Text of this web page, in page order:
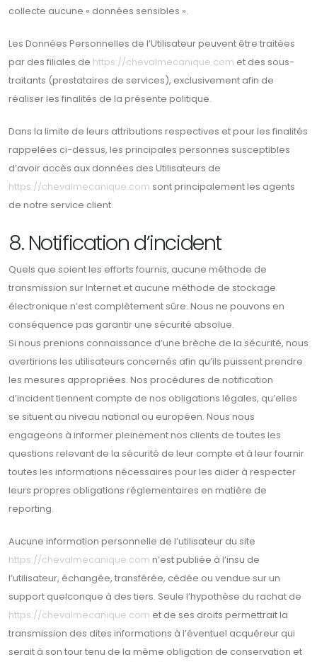
collecte aucune « données sensibles ».
Les Données Personnelles de l’Utilisateur peuvent être traitées
par des filiales de https://chevalmecanique.com et des sous-
traitants (prestataires de services), exclusivement afin de
réaliser les finalités de la présente politique.
Dans la limite de leurs attributions respectives et pour les finalités
rappelées ci-dessus, les principales personnes susceptibles
d’avoir accès aux données des Utilisateurs de
https://chevalmecanique.com sont principalement les agents
de notre service client.
8. Notification d’incident
Quels que soient les efforts fournis, aucune méthode de
transmission sur Internet et aucune méthode de stockage
électronique n’est complètement sûre. Nous ne pouvons en
conséquence pas garantir une sécurité absolue.
Si nous prenions connaissance d’une brèche de la sécurité, nous
avertirions les utilisateurs concernés afin qu’ils puissent prendre
les mesures appropriées. Nos procédures de notification
d’incident tiennent compte de nos obligations légales, qu’elles
se situent au niveau national ou européen. Nous nous
engageons à informer pleinement nos clients de toutes les
questions relevant de la sécurité de leur compte et à leur fournir
toutes les informations nécessaires pour les aider à respecter
leurs propres obligations réglementaires en matière de
reporting.
Aucune information personnelle de l’utilisateur du site
https://chevalmecanique.com n’est publiée à l’insu de
l’utilisateur, échangée, transférée, cédée ou vendue sur un
support quelconque à des tiers. Seule l’hypothèse du rachat de
https://chevalmecanique.com et de ses droits permettrait la
transmission des dites informations à l’éventuel acquéreur qui
serait à son tour tenu de la même obligation de conservation et